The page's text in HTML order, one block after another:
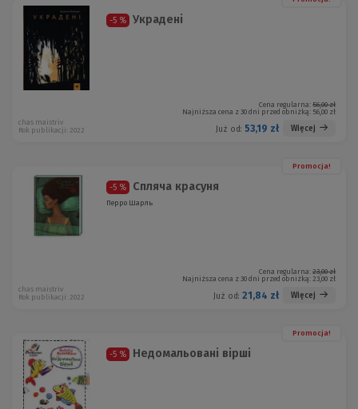
-5 % Украдені
Cena regularna: 56,00 zł
Najniższa cena z 30 dni przed obniżką: 56,00 zł
Już od: 53,19 zł Więcej
chas maistriv
Rok publikacji: 2022
Promocja!
-5 % Спляча красуня
Перро Шарль
Cena regularna: 23,00 zł
Najniższa cena z 30 dni przed obniżką: 23,00 zł
Już od: 21,84 zł Więcej
chas maistriv
Rok publikacji: 2022
Promocja!
-5 % Недомальовані вірші